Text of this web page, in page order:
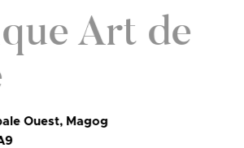
Art de
Ouest, Magog